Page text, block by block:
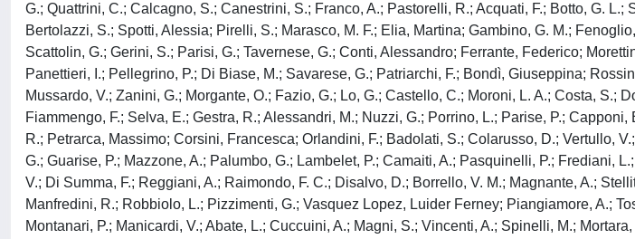
G.; Quattrini, C.; Calcagno, S.; Canestrini, S.; Franco, A.; Pastorelli, R.; Acquati, F.; Botto, G.
Bertolazzi, S.; Spotti, Alessia; Pirelli, S.; Marasco, M. F.; Elia, Martina; Gambino, G. M.;
Scattolin, G.; Gerini, S.; Parisi, G.; Tavernese, G.; Conti, Alessandro; Ferrante, Federico;
Panettieri, I.; Pellegrino, P.; Di Biase, M.; Savarese, G.; Patriarchi, F.; Bondì, Giuseppina;
Mussardo, V.; Zanini, G.; Morgante, O.; Fazio, G.; Lo, G.; Castello, C.; Moroni, L. A.; Costa,
Fiammengo, F.; Selva, E.; Gestra, R.; Alessandri, M.; Nuzzi, G.; Porrino, L.; Parise, P.;
R.; Petrarca, Massimo; Corsini, Francesca; Orlandini, F.; Badolati, S.; Colarusso, D.; Vertullo,
G.; Guarise, P.; Mazzone, A.; Palumbo, G.; Lambelet, P.; Camaiti, A.; Pasquinelli, P.; Frediani,
V.; Di Summa, F.; Reggiani, A.; Raimondo, F. C.; Disalvo, D.; Borrello, V. M.; Magnante, A.;
Manfredini, R.; Robbiolo, L.; Pizzimenti, G.; Vasquez Lopez, Luider Ferney; Piangiamore, A.;
Montanari, P.; Manicardi, V.; Abate, L.; Cuccuini, A.; Magni, S.; Vincenti, A.; Spinelli, M.;